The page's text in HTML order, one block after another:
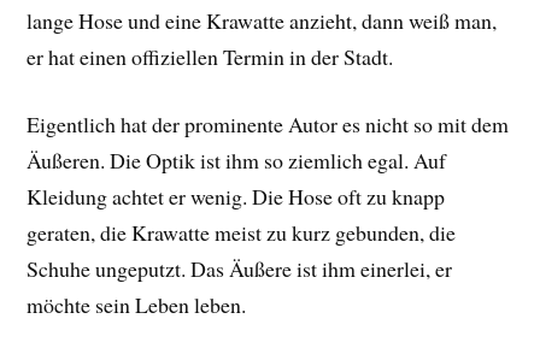
lange Hose und eine Krawatte anzieht, dann weiß man,
er hat einen offiziellen Termin in der Stadt.
Eigentlich hat der prominente Autor es nicht so mit dem
Äußeren. Die Optik ist ihm so ziemlich egal. Auf
Kleidung achtet er wenig. Die Hose oft zu knapp
geraten, die Krawatte meist zu kurz gebunden, die
Schuhe ungeputzt. Das Äußere ist ihm einerlei, er
möchte sein Leben leben.